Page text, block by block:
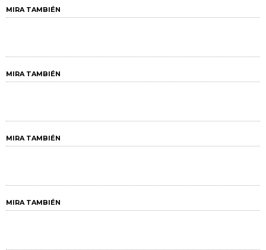
MIRA TAMBIÉN
MIRA TAMBIÉN
MIRA TAMBIÉN
MIRA TAMBIÉN